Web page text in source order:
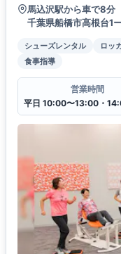
馬込沢駅から車で8分
千葉県船橋市高根台1
シューズレンタル ロッ
食事指導
営業時間